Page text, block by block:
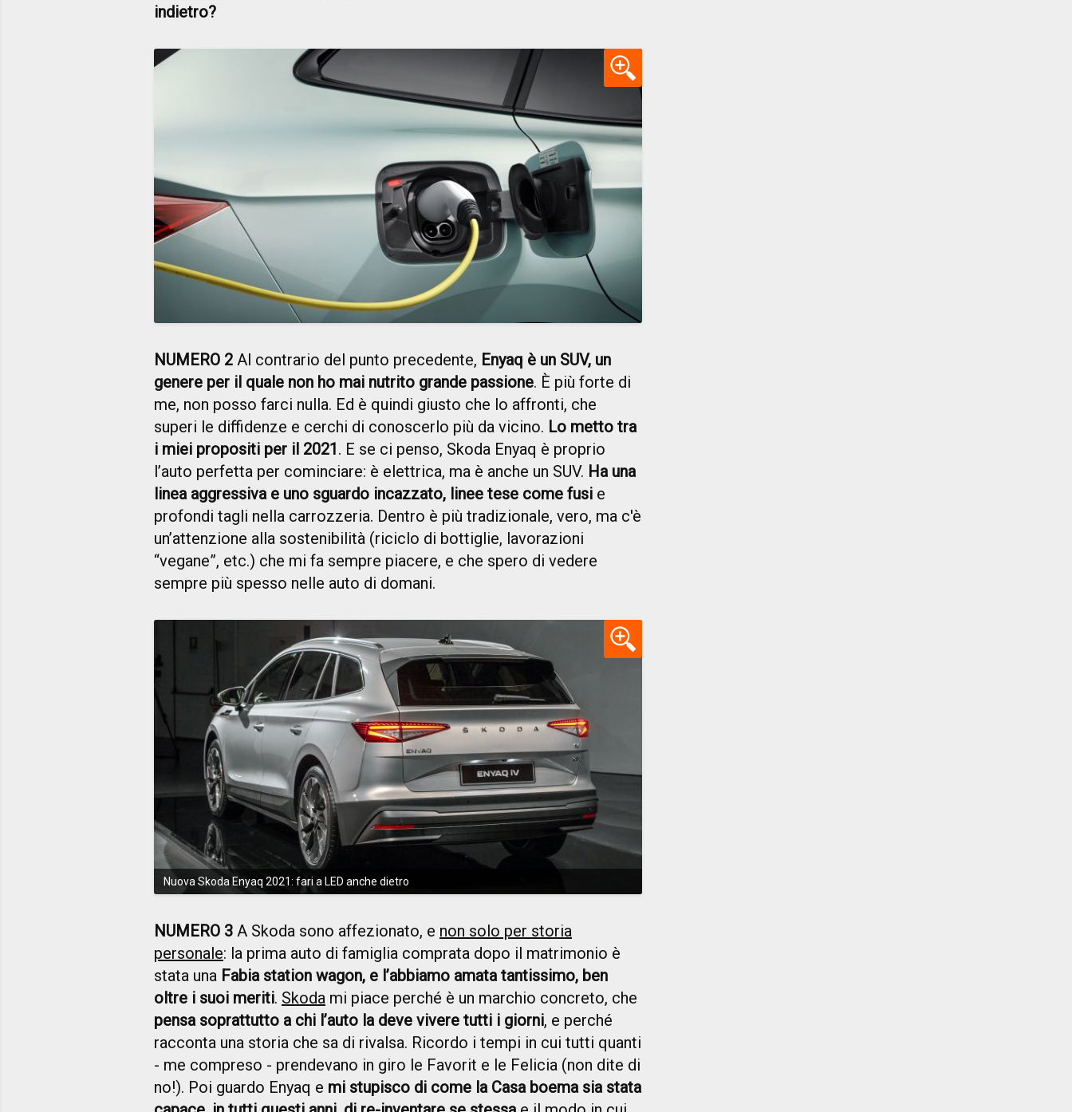
indietro?
NUMERO 2 Al contrario del punto precedente, Enyaq è un SUV, un
genere per il quale non ho mai nutrito grande passione. È più forte di
me, non posso farci nulla. Ed è quindi giusto che lo affronti, che
superi le diffidenze e cerchi di conoscerlo più da vicino. Lo metto tra
i miei propositi per il 2021. E se ci penso, Skoda Enyaq è proprio
l’auto perfetta per cominciare: è elettrica, ma è anche un SUV. Ha una
linea aggressiva e uno sguardo incazzato, linee tese come fusi e
profondi tagli nella carrozzeria. Dentro è più tradizionale, vero, ma c'è
un’attenzione alla sostenibilità (riciclo di bottiglie, lavorazioni
“vegane”, etc.) che mi fa sempre piacere, e che spero di vedere
sempre più spesso nelle auto di domani.
Nuova Skoda Enyaq 2021: fari a LED anche dietro
NUMERO 3 A Skoda sono affezionato, e non solo per storia
personale: la prima auto di famiglia comprata dopo il matrimonio è
stata una Fabia station wagon, e l’abbiamo amata tantissimo, ben
oltre i suoi meriti. Skoda mi piace perché è un marchio concreto, che
pensa soprattutto a chi l’auto la deve vivere tutti i giorni, e perché
racconta una storia che sa di rivalsa. Ricordo i tempi in cui tutti quanti
- me compreso - prendevano in giro le Favorit e le Felicia (non dite di
no!). Poi guardo Enyaq e mi stupisco di come la Casa boema sia stata